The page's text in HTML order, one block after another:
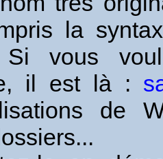
la
Si vous
il est là :
de